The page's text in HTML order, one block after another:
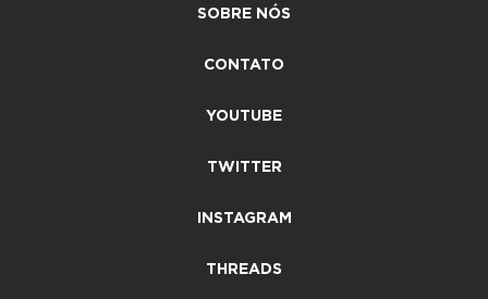
SOBRE NÓS
CONTATO
YOUTUBE
TWITTER
INSTAGRAM
THREADS